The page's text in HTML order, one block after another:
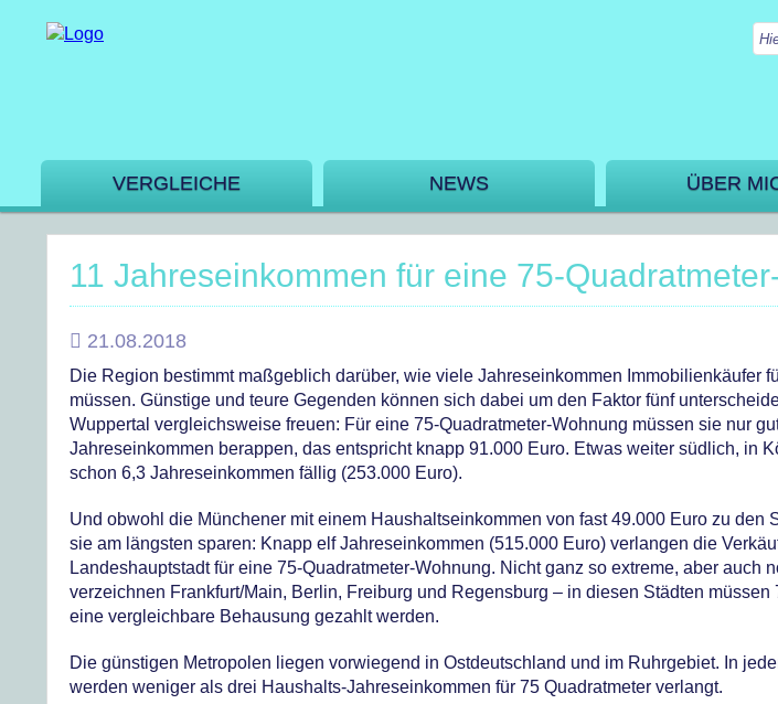
VERGLEICHE NEWS ÜBER
11 Jahreseinkommen für eine 75-
21.08.2018
Die Region bestimmt maßgeblich darüber, wie viele Jahreseinkommen Immobilienkäufer
müssen. Günstige und teure Gegenden können sich dabei um den Faktor fünf
Wuppertal vergleichsweise freuen: Für eine 75-Quadratmeter-Wohnung müssen sie nur
Jahreseinkommen berappen, das entspricht knapp 91.000 Euro. Etwas weiter südlich, in
schon 6,3 Jahreseinkommen fällig (253.000 Euro).
Und obwohl die Münchener mit einem Haushaltseinkommen von fast 49.000 Euro zu den
sie am längsten sparen: Knapp elf Jahreseinkommen (515.000 Euro) verlangen die
Landeshauptstadt für eine 75-Quadratmeter-Wohnung. Nicht ganz so extreme, aber auch
verzeichnen Frankfurt/Main, Berlin, Freiburg und Regensburg – in diesen Städten müssen
eine vergleichbare Behausung gezahlt werden.
Die günstigen Metropolen liegen vorwiegend in Ostdeutschland und im Ruhrgebiet. In
werden weniger als drei Haushalts-Jahreseinkommen für 75 Quadratmeter verlangt.